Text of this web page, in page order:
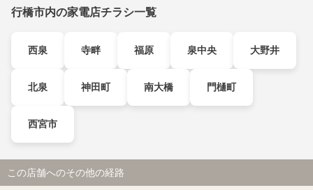
行橋市内の家電店チラシ一覧
西泉 寺畔 福原 泉中央 大野井
北泉 神田町 南大橋 門樋町
西宮市
この店舗へのその他の経路